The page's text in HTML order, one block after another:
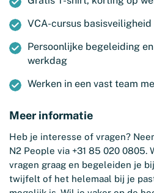
VCA-cursus basisveiligheid
Persoonlijke begeleiding
werkdag
Werken in een vast team
Meer informatie
Heb je interesse of vragen?
N2 People via +31 85 020 0805.
vragen graag en begeleiden je
twijfelt of het helemaal bij je